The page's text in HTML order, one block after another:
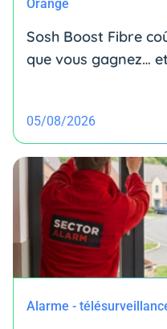
Orange
Sosh Boost Fibre
que vous gagnez…
05/08/2026
Alarme -